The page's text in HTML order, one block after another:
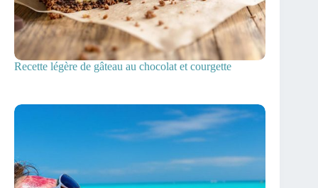
Recette légère de gâteau au chocolat et courgette